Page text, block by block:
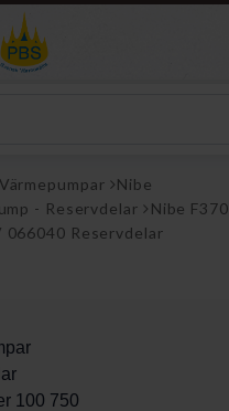
Värmepumpar
Nibe
- Reservdelar
Nibe F370
066040 Reservdelar
100 750